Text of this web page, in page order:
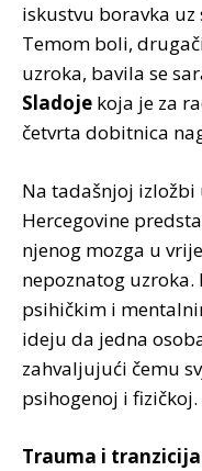
iskustvu boravka
Temom boli,
uzroka, bavila se
Sladoje koja je za
četvrta dobitnica
Na tadašnjoj
Hercegovine
njenog mozga u
nepoznatog uzroka.
psihičkim i
ideju da jedna
zahvaljujući čemu
psihogenoj i fizičkoj.
Trauma i